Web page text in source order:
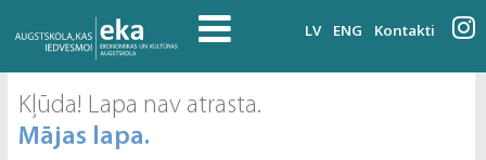
LV ENG Kontakti
Kļūda! Lapa nav atrasta.
Mājas lapa.